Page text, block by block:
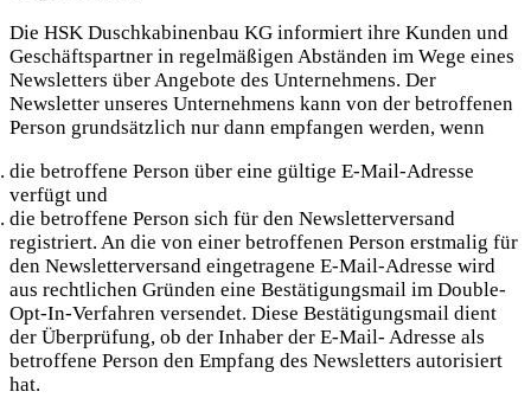
Die HSK Duschkabinenbau KG informiert ihre Kunden und
Geschäftspartner in regelmäßigen Abständen im Wege eines
Newsletters über Angebote des Unternehmens. Der
Newsletter unseres Unternehmens kann von der betroffenen
Person grundsätzlich nur dann empfangen werden, wenn
die betroffene Person über eine gültige E-Mail-Adresse
verfügt und
die betroffene Person sich für den Newsletterversand
registriert. An die von einer betroffenen Person erstmalig für
den Newsletterversand eingetragene E-Mail-Adresse wird
aus rechtlichen Gründen eine Bestätigungsmail im Double-
Opt-In-Verfahren versendet. Diese Bestätigungsmail dient
der Überprüfung, ob der Inhaber der E-Mail- Adresse als
betroffene Person den Empfang des Newsletters autorisiert
hat.